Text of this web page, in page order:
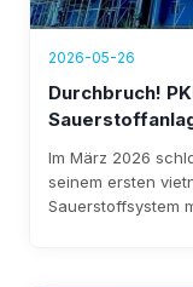
2026-05-26
Durchbruch!
Im März 2026
seinem ersten
Sauerstoffsystem